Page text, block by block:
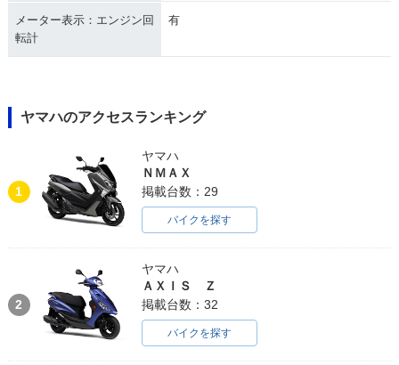
メーター表示：エンジン回
転計
有
ヤマハのアクセスランキング
1
ヤマハ
ＮＭＡＸ
掲載台数：29
バイクを探す
2
ヤマハ
ＡＸＩＳ Ｚ
掲載台数：32
バイクを探す